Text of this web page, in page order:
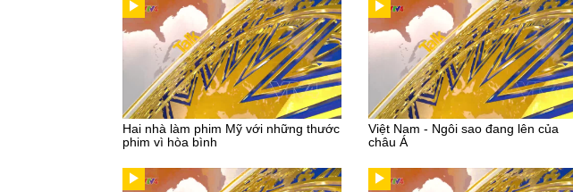
Hai nhà làm phim Mỹ với những thước
phim vì hòa bình
Việt Nam - Ngôi sao đang lên của
châu Á